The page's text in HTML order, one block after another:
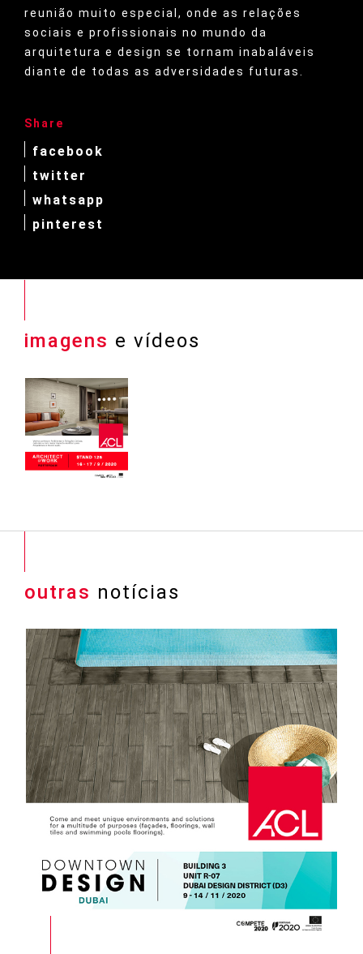
reunião muito especial, onde as relações
sociais e profissionais no mundo da
arquitetura e design se tornam inabaláveis
diante de todas as adversidades futuras.
Share
facebook
twitter
whatsapp
pinterest
imagens e vídeos
outras notícias